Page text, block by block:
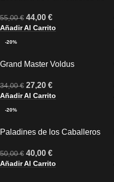
55,00€ 44,00 €
Añadir Al Carrito
-20%
Grand Master Voldus
34,00€ 27,20 €
Añadir Al Carrito
-20%
Paladines de los Caballeros
50,00€ 40,00 €
Añadir Al Carrito